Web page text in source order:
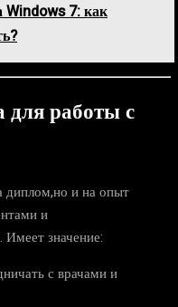
Windows 7: как
для работы с
диплом,но и на опыт
и
значение:
с врачами и